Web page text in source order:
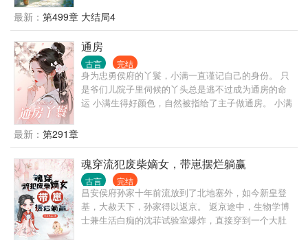
泪的冰山皇帝+由受转攻的暗卫。 系统：宿主的任务
已经完成，可以回现代世界升官发财娶老婆了。 凌
漠：他为我掉这么多泪，我还他一生一世——
得私奔，最终守了一世活寡。 陆令筠风光一世，再次
睁开眼却发现重回十六岁刚议亲时。 嫡妹抢先抢了她
的潜力股，把侯府世子夫人让给陆令筠。 陆令筠见此
淡淡一笑。 抢吧抢吧，她日后会发现，李二能当上丞
相，能给妻子请诰命都是她为他谋划铺出的路。 没有
她，李闻洵最多也就是个六品官的实力。 嫡妹想要的
诰命封号更是不可能有。 不过抢了姻缘，那陆令筠这
一世就做侯府主母吧，更加风光的侯府主母。
最新： 第499章 大结局4
通房
古言 完结
身为忠勇侯府的丫鬟，小满一直谨记自己的身份。 只
是爷们儿院子里伺候的丫头总是逃不过成为通房的命
运 小满生得好颜色，自然被指给了主子做通房。 小满
最新： 第291章
魂穿流犯废柴嫡女，带崽摆烂躺赢
古言 完结
昌安侯府孙家十年前流放到了北地塞外，如今新皇登
基，大赦天下，孙家得以返京。 返京途中，生物学博
士兼生活白痴的沈菲试验室爆炸，直接穿到一个大肚